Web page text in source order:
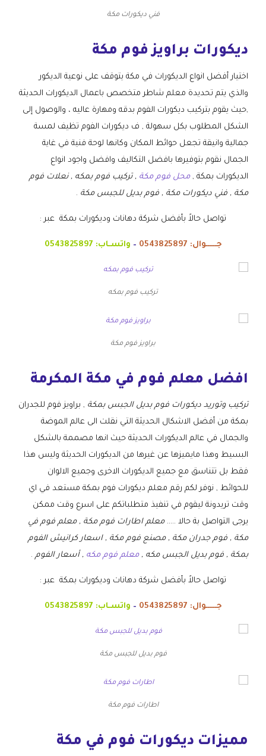
فني ديكورات مكة
ديكورات براويز فوم مكة
اختيار أفضل انواع الديكورات في مكة يتوقف على نوعية الديكور
والذي يتم تحديدة معلم شاطر متخصص باعمال الديكورات الحديثة
,حيث يقوم بتركيب ديكورات الفوم بدقه ومهارة عاليه ، والوصول إلى
الشكل المطلوب بكل سهولة , ف ديكورات الفوم تظيف لمسة
جمالية وانيقة تجعل حوائط المكان وكانها لوحة فنية في غاية
الجمال نقوم بتوفيرها بافضل التكاليف وافضل واجود انواع
الديكورات بمكة ,محل فوم مكة , تركيب فوم بمكه , نعلات فوم
مكة , فني ديكورات مكة , فوم بديل للجبس مكة .
تواصل حالاً بأفضل شركة دهانات وديكورات بمكة عبر :
جــــــوال: 0543825897
– واتسـاب: 0543825897
تركيب فوم بمكه
براويز فوم مكة
افضل معلم فوم في مكة المكرمة
تركيب وتوريد ديكورات فوم بديل الجبس بمكة , براويز فوم للجدران
بمكة من أفضل الاشكال الحديثة التي نقلت الى عالم الموضة
والجمال في عالم الديكورات الحديثة حيث انها مصممة بالشكل
البسيط وهذا مايميزها عن غيرها من الديكورات الحديثة وليس هذا
فقط بل تتناسق مع جميع الديكورات الاخرى وجميع الالوان
للحوائط , نوفر لكم رقم معلم ديكورات فوم بمكة مستعد في اي
وقت تريدونة ليقوم في تنفيذ متطلباتكم على اسرع وقت ممكن
يرجى التواصل بة حالا …..معلم اطارات فوم مكة , معلم فوم في
مكة , فوم جدران مكة , مصنع فوم مكة , اسعار كرانيش الفوم
بمكة , فوم بديل الجبس مكه ,معلم فوم مكه , أسعار الفوم .
تواصل حالاً بأفضل شركة دهانات وديكورات بمكة عبر :
جــــــوال: 0543825897
– واتسـاب: 0543825897
فوم بديل للجبس مكة
اطارات فوم مكة
مميزات ديكورات فوم في مكة